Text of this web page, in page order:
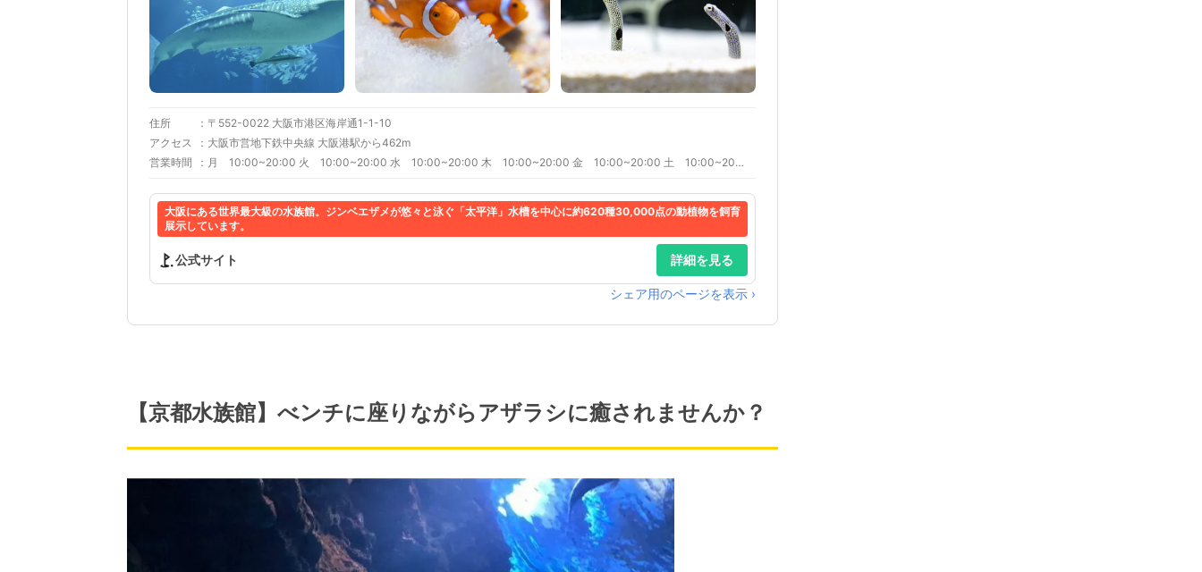
住所
〒552-0022 大阪市港区海岸通1-1-10
アクセス
大阪市営地下鉄中央線 大阪港駅から462m
営業時間
月 10:00~20:00 火 10:00~20:00 水 10:00~20:00 木 10:00~20:00 金 10:00~20:00 土 10:00~20:00 日 09:30~20:00 営業時間は月によって変動ありますので、公式HPをご確認ください。
大阪にある世界最大級の水族館。ジンベエザメが悠々と泳ぐ「太平洋」水槽を中心に約620種30,000点の動植物を飼育
展示しています。
公式サイト 詳細を見る
シェア用のページを表示 ›
【京都水族館】べンチに座りながらアザラシに癒されませんか？